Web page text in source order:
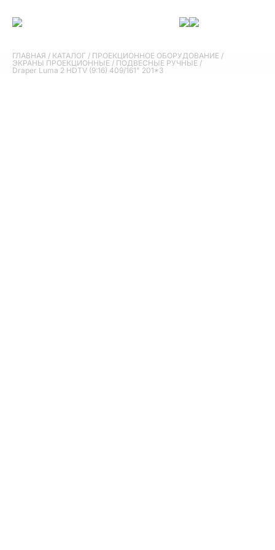
ГЛАВНАЯ / КАТАЛОГ / ПРОЕКЦИОННОЕ ОБОРУДОВАНИЕ /
ЭКРАНЫ ПРОЕКЦИОННЫЕ / ПОДВЕСНЫЕ РУЧНЫЕ /
Draper Luma 2 HDTV (9:16) 409/161" 201*3